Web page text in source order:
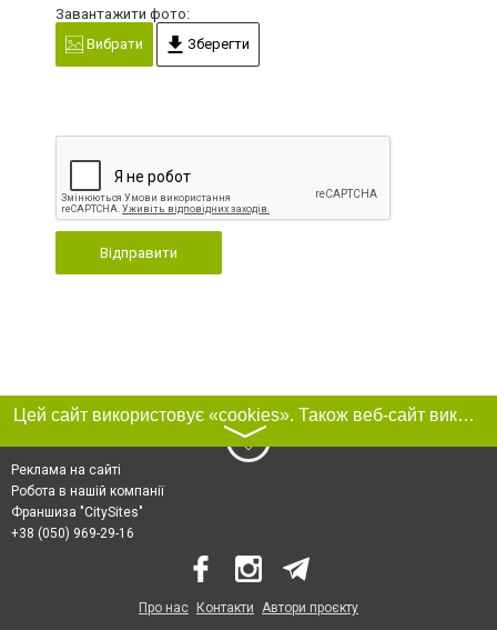
Завантажити фото:
Вибрати
Зберегти
Відправити
Цей сайт використовує «cookies». Також веб-сайт використовує інтернет-сервіс для збору технічних даних стосовно відвідувачів з метою отримання маркетингової та статистичної інформації. Умови обробки даних відвідувачів сайту див.
〉
Реклама на сайті
Робота в нашій компанії
Франшиза "CitySites"
+38 (050) 969-29-16
Про нас Контакти Автори проєкту